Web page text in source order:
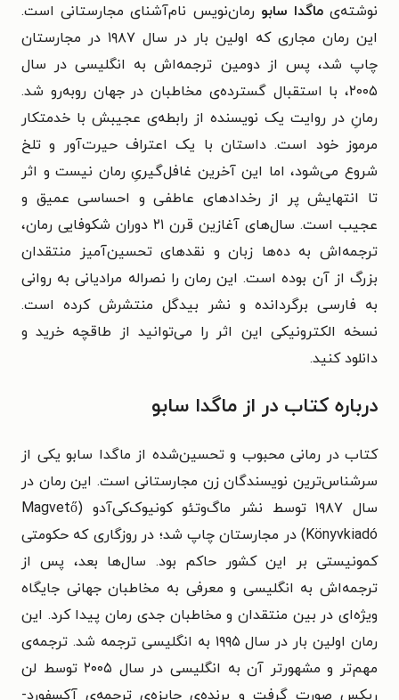
نوشته‌یماگدا سابو رمان‌‌نویس نام‌آشنای مجارستانی است.
این رمان مجاری که اولین‌ بار در سال ۱۹۸۷ در مجارستان
چاپ شد، پس از دومین ترجمه‌اش به انگلیسی در سال
۲۰۰۵، با استقبال گسترده‌ی مخاطبان در جهان روبه‌رو شد.
رمانِ در روایت یک نویسنده از رابطه‌ی عجیبش با خدمتکار
مرموز خود است. داستان با یک اعتراف حیرت‌آور و تلخ
شروع می‌شود، اما این آخرین غافل‌گیریِ رمان نیست و اثر
تا انتهایش پر از رخدادهای عاطفی و احساسی عمیق و
عجیب است. سال‌های آغازین قرن ۲۱ دوران شکوفایی رمان،
ترجمه‌اش به ده‌ها زبان و نقدهای تحسین‌آمیز منتقدان
بزرگ از آن بوده است. این رمان را نصراله مرادیانی به روانی
به فارسی برگردانده و نشر بیدگل منتشرش کرده است.
نسخه الکترونیکی این اثر را می‌توانید از طاقچه خرید و
دانلود کنید.
درباره کتاب در از ماگدا سابو
کتاب در رمانی محبوب و تحسین‌شده از ماگدا سابو یکی از
سرشناس‌ترین نویسندگان زن مجارستانی است. این رمان در
سال ۱۹۸۷ توسط نشر ماگ‌وتئو کونیوک‌کی‌آدو (Magvető
Könyvkiadó) در مجارستان چاپ شد؛ در روزگاری که حکومتی
کمونیستی بر این کشور حاکم بود. سال‌ها بعد، پس از
ترجمه‌اش به انگلیسی و معرفی به مخاطبان جهانی جایگاه
ویژه‌ای در بین منتقدان و مخاطبان جدی رمان پیدا کرد. این
رمان اولین‌ بار در سال ۱۹۹۵ به انگلیسی ترجمه شد. ترجمه‌ی
مهم‌تر و مشهورتر آن به انگلیسی در سال ۲۰۰۵ توسط لن
ریکس صورت گرفت و برنده‌ی جایزه‌ی ترجمه‌ی آکسفورد-